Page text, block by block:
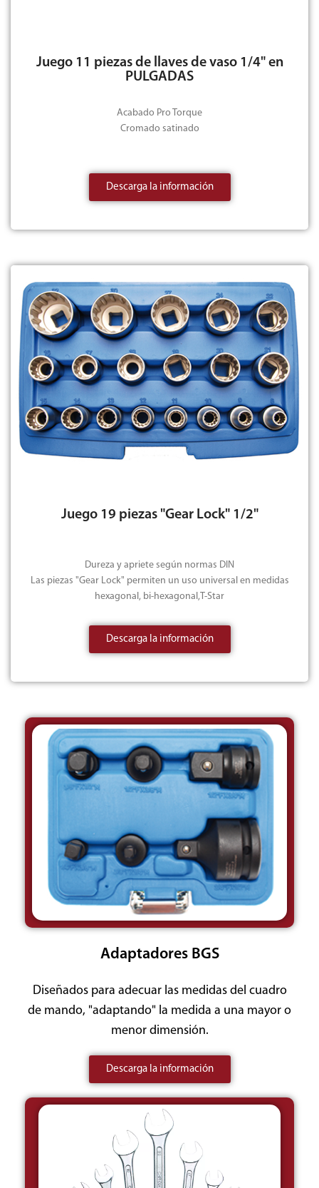
Juego 11 piezas de llaves de vaso 1/4" en
PULGADAS
Acabado Pro Torque
Cromado satinado
Descarga la información
Juego 19 piezas "Gear Lock" 1/2"
Dureza y apriete según normas DIN
Las piezas "Gear Lock" permiten un uso universal en medidas
hexagonal, bi-hexagonal,T-Star
Descarga la información
Adaptadores BGS
Diseñados para adecuar las medidas del cuadro
de mando, "adaptando" la medida a una mayor o
menor dimensión.
Descarga la información